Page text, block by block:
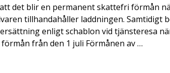
det blir en permanent skattefri förmån
tillhandahåller laddningen. Samtidigt
enligt schablon vid tjänsteresa
från den 1 juli Förmånen av …